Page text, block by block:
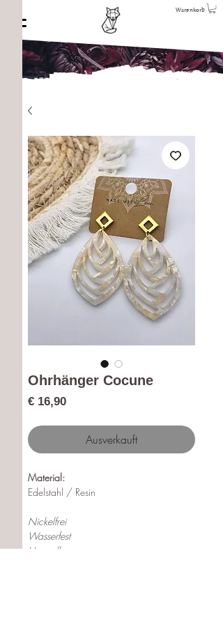
Warenkorb
Ohrhänger Cocune
€ 16,90Preis
Ausverkauft
Material:
Edelstahl / Resin
Nickelfrei
Wasserfest
Hypoallergen